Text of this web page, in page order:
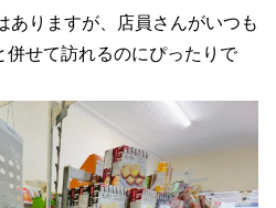
ありますが、店員さんがいつも
併せて訪れるのにぴったりで